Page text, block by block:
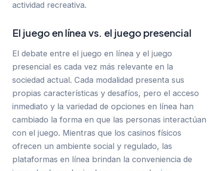
actividad recreativa.
El juego en línea vs. el juego presencial
El debate entre el juego en línea y el juego
presencial es cada vez más relevante en la
sociedad actual. Cada modalidad presenta sus
propias características y desafíos, pero el acceso
inmediato y la variedad de opciones en línea han
cambiado la forma en que las personas interactúan
con el juego. Mientras que los casinos físicos
ofrecen un ambiente social y regulado, las
plataformas en línea brindan la conveniencia de